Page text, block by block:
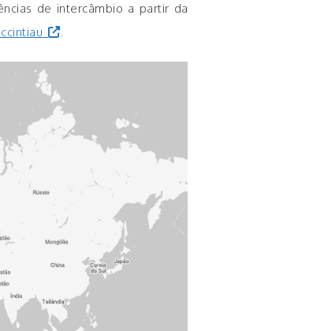
de intercâmbio a partir da
.